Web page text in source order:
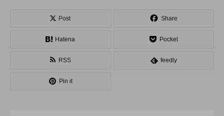
フラワースティック シガーボックス
シェーカーカップ
スピニングプレート ポイ
Post Share
Hatena Pocket
RSS feedly
Pin it